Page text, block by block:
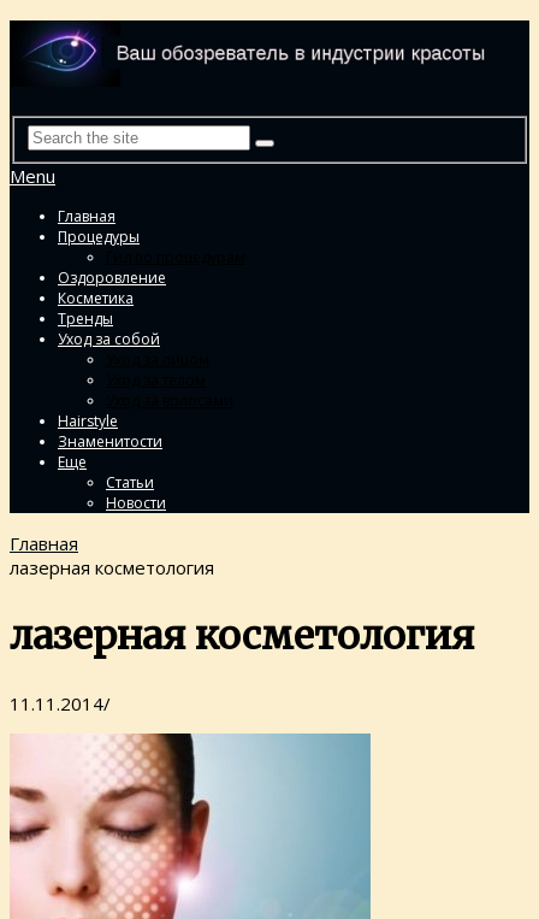
Menu
Главная
Процедуры
Оздоровление
Косметика
Тренды
Уход за собой
Hairstyle
Знаменитости
Еще
Статьи
Новости
Главная
лазерная косметология
лазерная косметология
11.11.2014/